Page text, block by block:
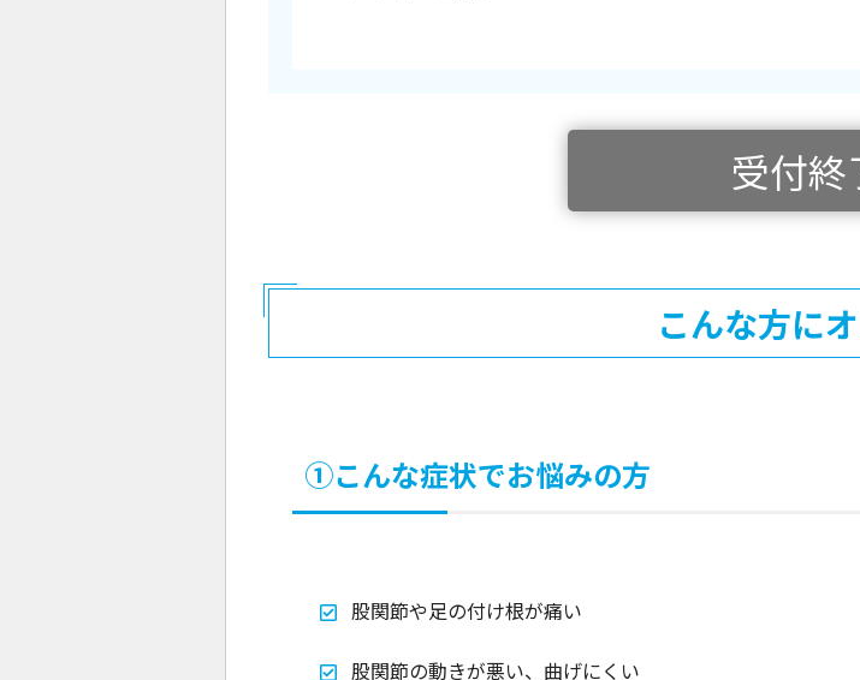
受付終
こんな方に
①こんな症状でお悩みの方
股関節や足の付け根が痛い
股関節の動きが悪い、曲げにくい